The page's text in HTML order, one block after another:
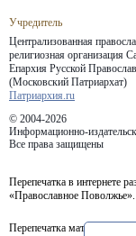
Учредитель
Централизованная
религиозная организация
Епархия Русской
(Московский Патриархат)
Патриархия.ru
© 2004-2026
Информационно-
Все права защищены
Перепечатка в интернете
«Православное Поволжье».
Перепечатка материалов